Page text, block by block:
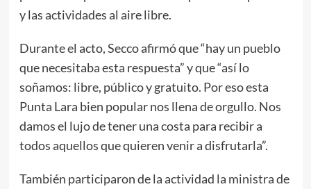
y las actividades al aire libre.
Durante el acto, Secco afirmó que “hay un pueblo
que necesitaba esta respuesta” y que “así lo
soñamos: libre, público y gratuito. Por eso esta
Punta Lara bien popular nos llena de orgullo. Nos
damos el lujo de tener una costa para recibir a
todos aquellos que quieren venir a disfrutarla”.
También participaron de la actividad la ministra de